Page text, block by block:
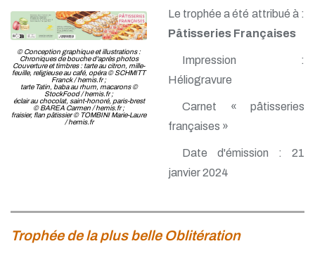
© Conception graphique et illustrations :
Chroniques de bouche d'après photos
Couverture et timbres : tarte au citron, mille-
feuille, religieuse au café, opéra © SCHMITT
Franck / hemis.fr ;
tarte Tatin, baba au rhum, macarons ©
StockFood / hemis.fr ;
éclair au chocolat, saint-honoré, paris-brest
© BAREA Carmen / hemis.fr ;
fraisier, flan pâtissier © TOMBINI Marie-Laure
/ hemis.fr
Le trophée a été attribué à :
Pâtisseries Françaises
Impression :
Héliogravure
Carnet « pâtisseries
françaises »
Date d'émission : 21
janvier 2024
Trophée de la plus belle Oblitération